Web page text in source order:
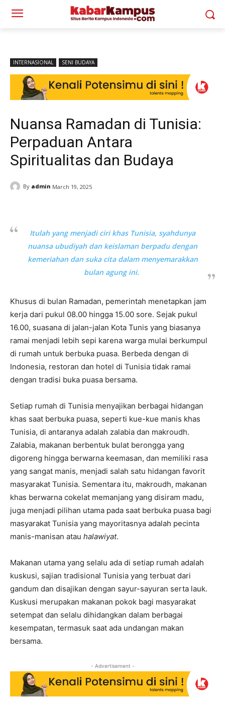
INTERNASIONAL SENI BUDAYA
Nuansa Ramadan di Tunisia:
Perpaduan Antara
Spiritualitas dan Budaya
By admin March 19, 2025
Itulah yang menjadi ciri khas Tunisia, syahdunya
nuansa ubudiyah dan keislaman berpadu dengan
kemeriahan dan suka cita dalam menyemarakkan
bulan agung ini.
Khusus di bulan Ramadan, pemerintah menetapkan jam
kerja dari pukul 08.00 hingga 15.00 sore. Sejak pukul
16.00, suasana di jalan-jalan Kota Tunis yang biasanya
ramai menjadi lebih sepi karena warga mulai berkumpul
di rumah untuk berbuka puasa. Berbeda dengan di
Indonesia, restoran dan hotel di Tunisia tidak ramai
dengan tradisi buka puasa bersama.
Setiap rumah di Tunisia menyajikan berbagai hidangan
khas saat berbuka puasa, seperti kue-kue manis khas
Tunisia, di antaranya adalah zalabia dan makroudh.
Zalabia, makanan berbentuk bulat berongga yang
digoreng hingga berwarna keemasan, dan memiliki rasa
yang sangat manis, menjadi salah satu hidangan favorit
masyarakat Tunisia. Sementara itu, makroudh, makanan
khas berwarna cokelat memanjang yang disiram madu,
juga menjadi pilihan utama pada saat berbuka puasa bagi
masyarakat Tunisia yang mayoritasnya adalah pecinta
manis-manisan atau halawiyat.
Makanan utama yang selalu ada di setiap rumah adalah
kuskusi, sajian tradisional Tunisia yang terbuat dari
gandum dan disajikan dengan sayur-sayuran serta lauk.
Kuskusi merupakan makanan pokok bagi masyarakat
setempat dan selalu dihidangkan dalam berbagai
kesempatan, termasuk saat ada undangan makan
bersama.
- Advertisement -